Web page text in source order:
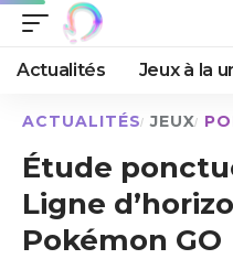
Actualités Jeux à la
ACTUALITÉS JEUX
Étude
Ligne
Pokémon GO